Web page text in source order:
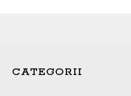
CATEGORII